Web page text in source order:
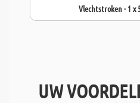
Vlechtstroken - 1 x
UW